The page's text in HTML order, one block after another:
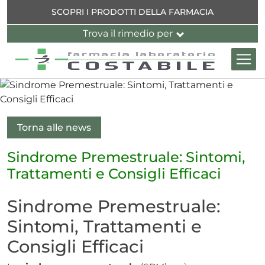
Salta al contenuto principale
SCOPRI I PRODOTTI DELLA FARMACIA
Indietro
Indietro
dell'organismo
e muscoli
Indietro
Indietro
Indietro
Trova il rimedio per
Torna alle news
Sindrome Premestruale: Sintomi,
Trattamenti e Consigli Efficaci
Sindrome Premestruale:
Sintomi, Trattamenti e
Consigli Efficaci